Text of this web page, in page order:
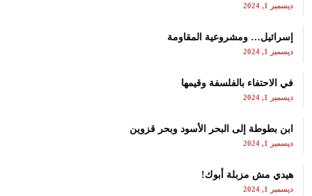
ديسمبر 1, 2024
إسرائيل… ومشروعية المقاومة
ديسمبر 1, 2024
في الاحتفاء بالفلسفة وقيمها
ديسمبر 1, 2024
ابن بطوطة إلى البحر الأسود وبحر قزوين
ديسمبر 1, 2024
هيدي مش مزبلة أبوك!
ديسمبر 1, 2024